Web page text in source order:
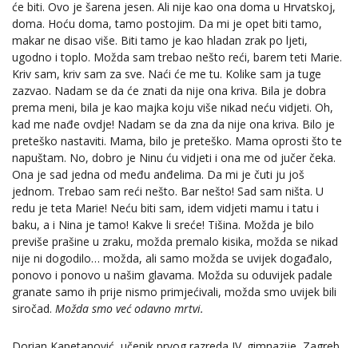
će biti. Ovo je šarena jesen. Ali nije kao ona doma u Hrvatskoj,
doma. Hoću doma, tamo postojim. Da mi je opet biti tamo,
makar ne disao više. Biti tamo je kao hladan zrak po ljeti,
ugodno i toplo. Možda sam trebao nešto reći, barem teti Marie.
Kriv sam, kriv sam za sve. Naći će me tu. Kolike sam ja tuge
zazvao. Nadam se da će znati da nije ona kriva. Bila je dobra
prema meni, bila je kao majka koju više nikad neću vidjeti. Oh,
kad me nađe ovdje! Nadam se da zna da nije ona kriva. Bilo je
preteško nastaviti. Mama, bilo je preteško. Mama oprosti što te
napuštam. No, dobro je Ninu ću vidjeti i ona me od jučer čeka.
Ona je sad jedna od među anđelima. Da mi je čuti ju još
jednom. Trebao sam reći nešto. Bar nešto! Sad sam ništa. U
redu je teta Marie! Neću biti sam, idem vidjeti mamu i tatu i
baku, a i Nina je tamo! Kakve li sreće! Tišina. Možda je bilo
previše prašine u zraku, možda premalo kisika, možda se nikad
nije ni dogodilo… možda, ali samo možda se uvijek događalo,
ponovo i ponovo u našim glavama. Možda su oduvijek padale
granate samo ih prije nismo primjećivali, možda smo uvijek bili
siročad. Možda smo već odavno mrtvi.